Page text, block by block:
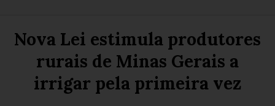
Nova Lei estimula produtores
rurais de Minas Gerais a
irrigar pela primeira vez